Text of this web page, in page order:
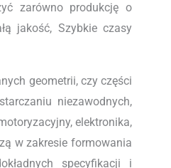
zarówno produkcję o
jakość, Szybkie czasy
geometrii, czy części
niezawodnych,
elektronika,
w zakresie formowania
specyfikacji i